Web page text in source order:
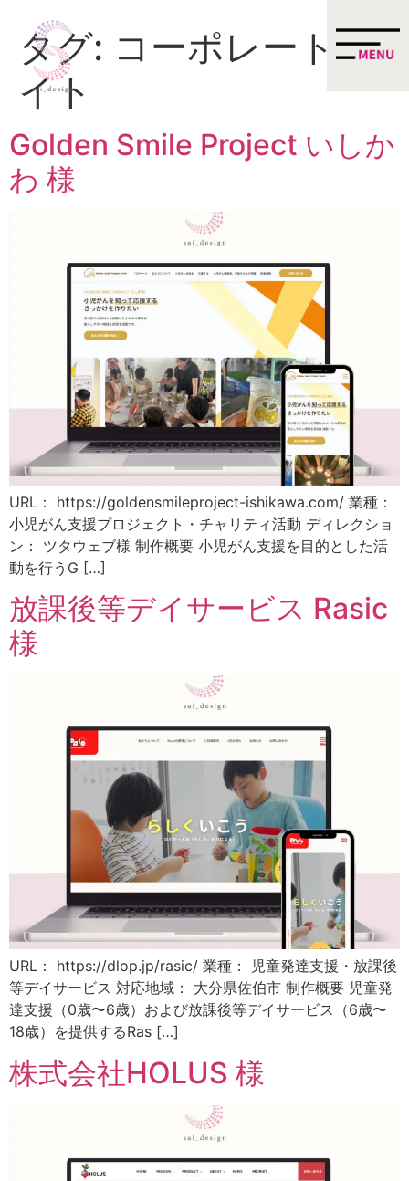
タグ: コーポレートサ
イト
Golden Smile Project いしか
わ 様
URL： https://goldensmileproject-ishikawa.com/ 業種：
小児がん支援プロジェクト・チャリティ活動 ディレクショ
ン： ツタウェブ様 制作概要 小児がん支援を目的とした活
動を行うG […]
放課後等デイサービス Rasic
様
URL： https://dlop.jp/rasic/ 業種： 児童発達支援・放課後
等デイサービス 対応地域： 大分県佐伯市 制作概要 児童発
達支援（0歳〜6歳）および放課後等デイサービス（6歳〜
18歳）を提供するRas […]
株式会社HOLUS 様